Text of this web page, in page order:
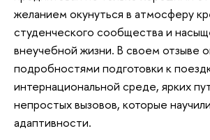
желанием окунуться в атмосферу
студенческого сообщества и
внеучебной жизни. В своем отзыве
подробностями подготовки к
интернациональной среде, ярких
непростых вызовов, которые
адаптивности.